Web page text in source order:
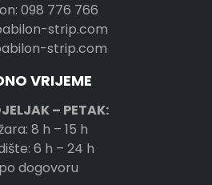
098 776 766
strip.com
strip.com
VRIJEME
– PETAK:
8 h – 15 h
6 h – 24 h
dogovoru